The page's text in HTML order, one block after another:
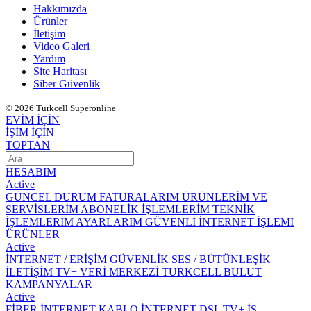
Hakkımızda
Ürünler
İletişim
Video Galeri
Yardım
Site Haritası
Siber Güvenlik
© 2026 Turkcell Superonline
EVİM İÇİN
İŞİM İÇİN
TOPTAN
HESABIM
Active
GÜNCEL DURUM FATURALARIM ÜRÜNLERİM VE
SERVİSLERİM ABONELİK İŞLEMLERİM TEKNİK
İŞLEMLERİM AYARLARIM GÜVENLİ İNTERNET İŞLEMİ
ÜRÜNLER
Active
İNTERNET / ERİŞİM GÜVENLİK SES / BÜTÜNLEŞİK
İLETİŞİM TV+ VERİ MERKEZİ TURKCELL BULUT
KAMPANYALAR
Active